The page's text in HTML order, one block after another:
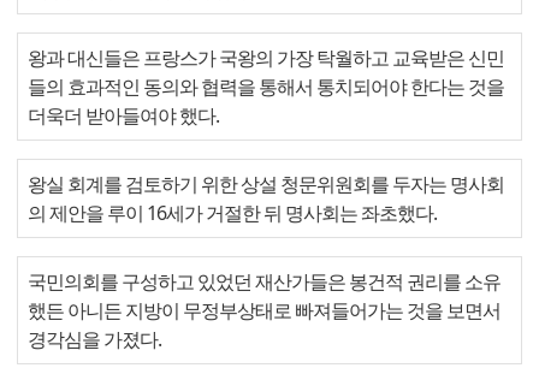
왕과 대신들은 프랑스가 국왕의 가장 탁월하고 교육받은 신민
들의 효과적인 동의와 협력을 통해서 통치되어야 한다는 것을
더욱더 받아들여야 했다.
왕실 회계를 검토하기 위한 상설 청문위원회를 두자는 명사회
의 제안을 루이 16세가 거절한 뒤 명사회는 좌초했다.
국민의회를 구성하고 있었던 재산가들은 봉건적 권리를 소유
했든 아니든 지방이 무정부상태로 빠져들어가는 것을 보면서
경각심을 가졌다.